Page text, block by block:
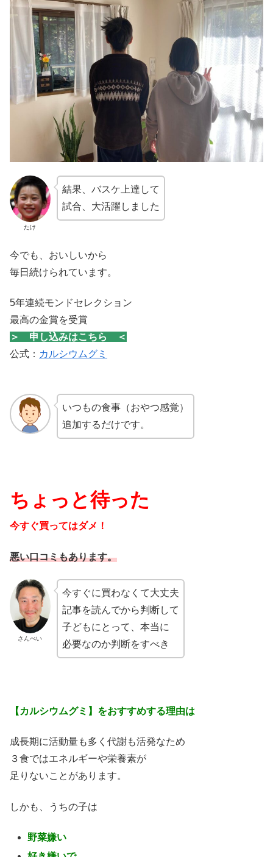
たけ
結果、バスケ上達して
試合、大活躍しました
今でも、おいしいから
毎日続けられています。
5年連続モンドセレクション
最高の金賞を受賞
＞ 申し込みはこちら ＜
公式： カルシウムグミ
いつもの食事（おやつ感覚）
追加するだけです。
ちょっと待った
今すぐ買ってはダメ！
悪い口コミもあります。
さんぺい
今すぐに買わなくて大丈夫
記事を読んでから判断して
子どもにとって、本当に
必要なのか判断をすべき
【カルシウムグミ】をおすすめする理由は
成長期に活動量も多く代謝も活発なため
３食ではエネルギーや栄養素が
足りないことがあります。
しかも、うちの子は
野菜嫌い